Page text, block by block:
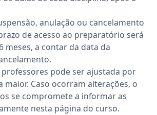
anulação ou cancelamento
de acesso ao preparatório será
meses, a contar da data da
pode ser ajustada por
maior. Caso ocorram alterações, o
se compromete a informar as
nesta página do curso.